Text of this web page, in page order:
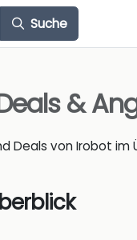
Suche
&
Deals von Irobot im